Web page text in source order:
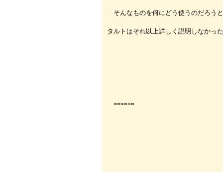
そんなものを何にどう使うのだろう
タルトはそれ以上詳しく説明しなかっ
******